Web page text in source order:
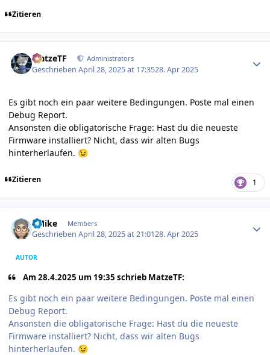
Zitieren
MatzeTF Administrators
GeschriebenApril 28, 2025 at 17:3528. Apr 2025
Es gibt noch ein paar weitere Bedingungen. Poste mal einen
Debug Report.
Ansonsten die obligatorische Frage: Hast du die neueste
Firmware installiert? Nicht, dass wir alten Bugs
hinterherlaufen. 😉
Zitieren 1
EMike Members
GeschriebenApril 28, 2025 at 21:0128. Apr 2025
AUTOR
Am 28.4.2025 um 19:35 schrieb MatzeTF:
Es gibt noch ein paar weitere Bedingungen. Poste mal einen
Debug Report.
Ansonsten die obligatorische Frage: Hast du die neueste
Firmware installiert? Nicht, dass wir alten Bugs
hinterherlaufen. 😉